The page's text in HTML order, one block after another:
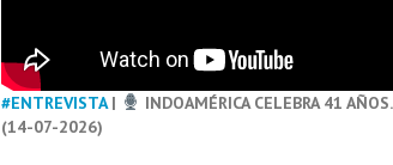
#ENTREVISTA|
INDOAMÉRICA CELEBRA 41 AÑOS.
(14-07-2026)